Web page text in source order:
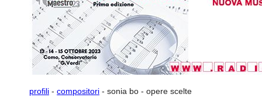
profili - compositori - sonia bo - opere scelte